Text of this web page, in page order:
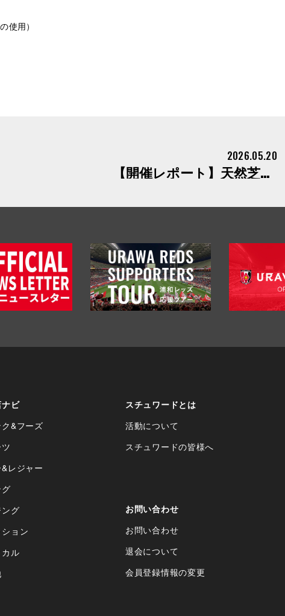
使用）
2026.05.20
【開催レポート】天然芝の上で大人も子どもも全力で笑顔になる1日！レッズランド キッズフェスタ2026
スチュワードとは
活動について
スチュワードの皆様へ
お問い合わせ
お問い合わせ
退会について
会員登録情報の変更
ビ
ク&フーズ
レジャー
グ
ョン
ル